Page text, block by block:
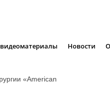
Новости
«American